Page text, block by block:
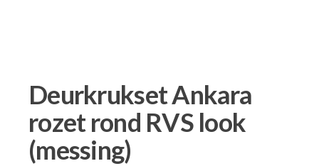
Deurkrukset Ankara
rozet rond RVS look
(messing)